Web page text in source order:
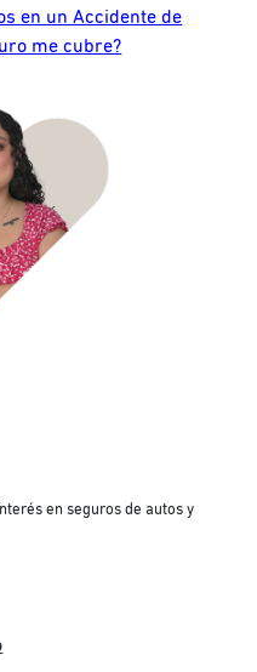
en un Accidente de
me cubre?
en seguros de autos y